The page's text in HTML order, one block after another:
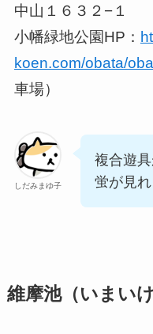
中山１６３２−１
小幡緑地公園HP：
koen.com/obata/
車場）
しだみまゆ子
複合遊
蛍が見
維摩池（いまい